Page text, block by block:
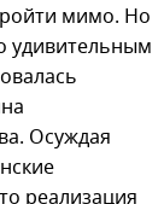
мимо. Но
удивительным
Осуждая
реализация